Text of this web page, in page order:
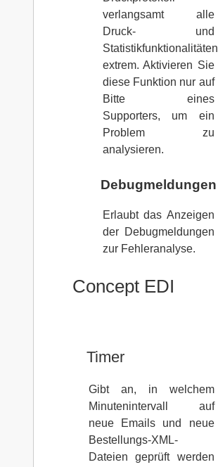
verlangsamt alle
Druck- und
Statistikfunktionalitäten
extrem. Aktivieren Sie
diese Funktion nur auf
Bitte eines
Supporters, um ein
Problem zu
analysieren.
Debugmeldungen
Erlaubt das Anzeigen
der Debugmeldungen
zur Fehleranalyse.
Concept EDI
Timer
Gibt an, in welchem
Minutenintervall auf
neue Emails und neue
Bestellungs-XML-
Dateien geprüft werden